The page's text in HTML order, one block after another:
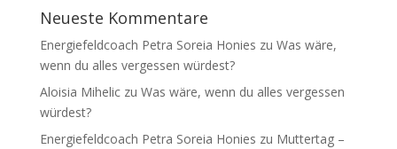
Neueste Kommentare
Energiefeldcoach Petra Soreia Honies zu Was wäre,
wenn du alles vergessen würdest?
Aloisia Miheliczu Was wäre, wenn du alles vergessen
würdest?
Energiefeldcoach Petra Soreia Honies zu Muttertag –